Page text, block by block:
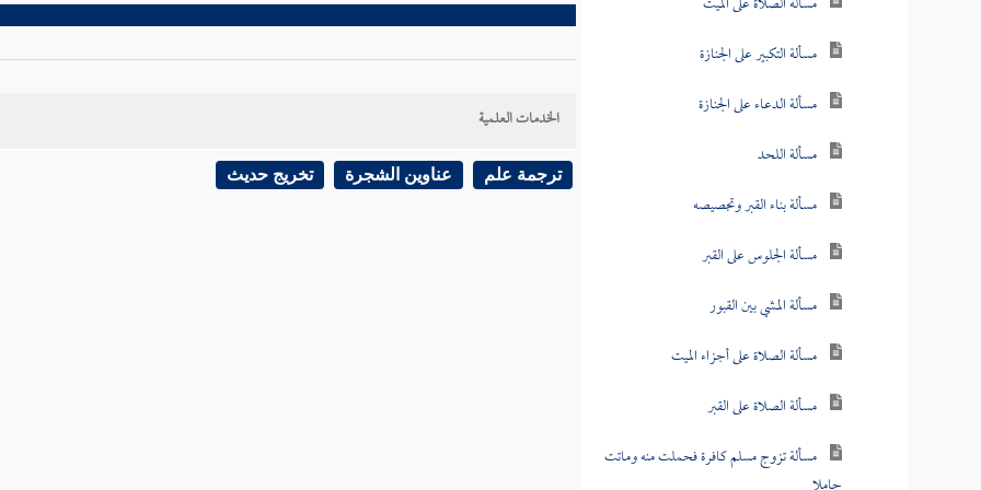
مسألة التكبير على الجنازة
مسألة الدعاء على الجنازة
مسألة اللحد
مسألة بناء القبر وتجصيصه
مسألة الجلوس على القبر
مسألة المشي بين القبور
مسألة الصلاة على أجزاء الميت
مسألة الصلاة على القبر
مسألة تزوج مسلم كافرة فحملت منه وماتت
الخدمات العلمية
ترجمة علم عناوين الشجرة تخريج حديث